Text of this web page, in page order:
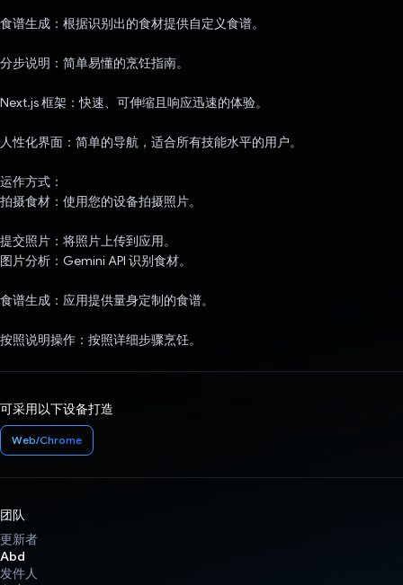
食谱生成：根据识别出的食材提供自定义食谱。
分步说明：简单易懂的烹饪指南。
Next.js 框架：快速、可伸缩且响应迅速的体验。
人性化界面：简单的导航，适合所有技能水平的用户。
运作方式：
拍摄食材：使用您的设备拍摄照片。
提交照片：将照片上传到应用。
图片分析：Gemini API 识别食材。
食谱生成：应用提供量身定制的食谱。
按照说明操作：按照详细步骤烹饪。
可采用以下设备打造
Web/Chrome
团队
更新者
Abd
发件人